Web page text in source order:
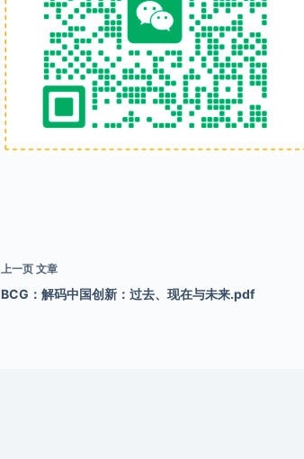
上一页 文章
BCG：解码中国创新：过去、现在与未来.pdf